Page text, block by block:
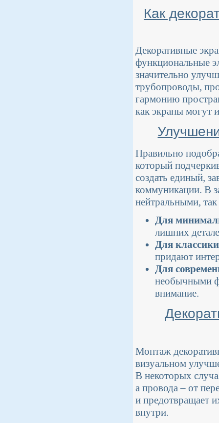
Как
Декоративные
функциональные
значительно
трубопроводы,
гармонию
как экраны могут
Правильно
который
создать единый,
коммуникации. В
нейтральными,
Для
лишних
Для классики
придают
Для
необычными
внимание.
Монтаж
визуальном
В некоторых
а провода – от
и предотвращает
внутри.